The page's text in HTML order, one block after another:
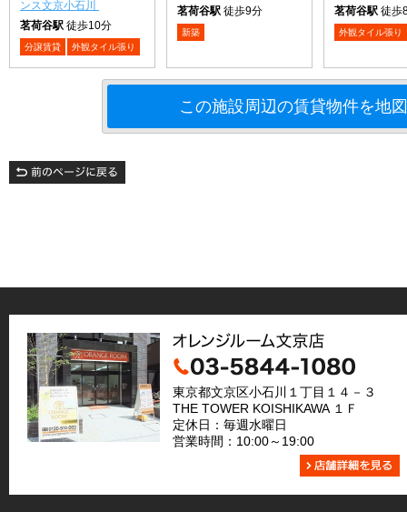
ンス文京小石川
茗荷谷駅 徒歩10分
分譲賃貸 外観タイル張り
茗荷谷駅 徒歩9分
新築
茗荷谷駅 徒歩
外観タイル張り
この施設周辺の賃貸物件を地
東京都文京区小石川１丁目１４－３
THE TOWER KOISHIKAWA １Ｆ
定休日：毎週水曜日
営業時間：10:00～19:00